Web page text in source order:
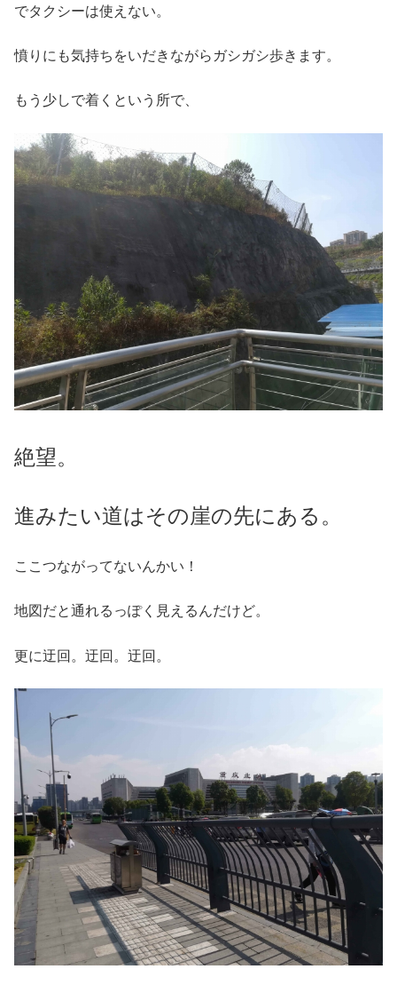
でタクシーは使えない。
憤りにも気持ちをいだきながらガシガシ歩きます。
もう少しで着くという所で、
絶望。
進みたい道はその崖の先にある。
ここつながってないんかい！
地図だと通れるっぽく見えるんだけど。
更に迂回。迂回。迂回。